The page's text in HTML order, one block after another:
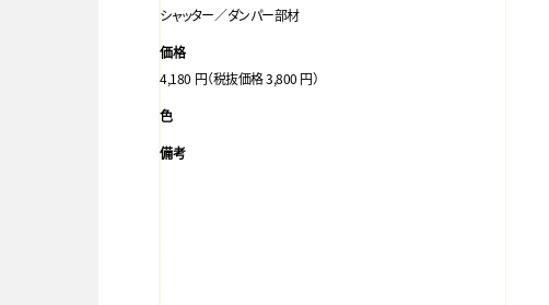
シャッター／ダンパー部材
価格
4,180 円（税抜価格 3,800 円）
色
備考